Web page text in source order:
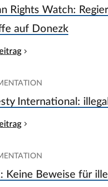
Rights Watch:
auf Donezk
International:
Keine Beweise für